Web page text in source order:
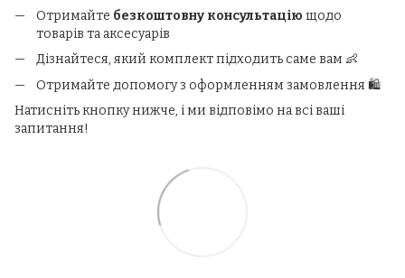
Отримайте безкоштовну консультацію щодо
товарів та аксесуарів
Дізнайтеся, який комплект підходить саме вам 👶
Отримайте допомогу з оформленням замовлення 🛍️
Натисніть кнопку нижче, і ми відповімо на всі ваші
запитання!